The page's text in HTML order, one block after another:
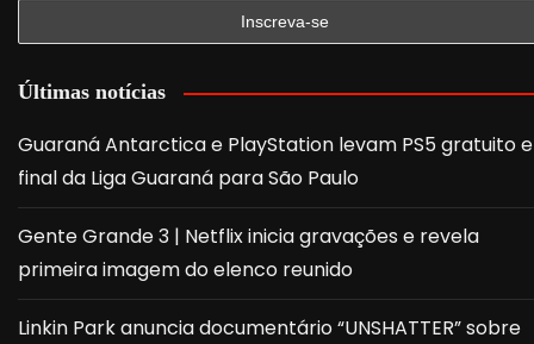
Últimas notícias
Guaraná Antarctica e PlayStation levam PS5 gratuito e
final da Liga Guaraná para São Paulo
Gente Grande 3 | Netflix inicia gravações e revela
primeira imagem do elenco reunido
Linkin Park anuncia documentário “UNSHATTER” sobre